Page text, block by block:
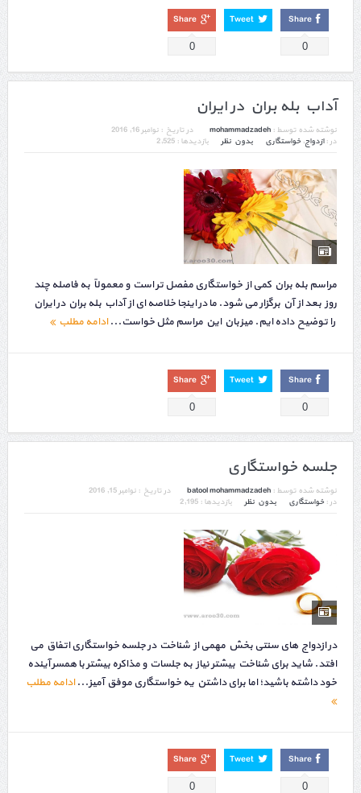
Share
0
Tweet
Share
0
آداب بله بران در ایران
نوشته شده توسط : mohammadzadeh در تاریخ : نوامبر 16, 2016
در :ازدواج, خواستگاری بدون نظر بازدیدها : 2,525
مراسم بله بران کمی از خواستگاری مفصل تر است و معمولاً به فاصله چند
روز بعد از آن برگزار می شود. ما در اینجا خلاصه ای از آداب بله بران در ایران
را توضیح داده ایم. میزبان این مراسم مثل خواست...ادامه مطلب
Share
0
Tweet
Share
0
جلسه خواستگاری
نوشته شده توسط : batool mohammadzadeh در تاریخ : نوامبر 15, 2016
در : خواستگاری بدون نظر بازدیدها : 2,195
در ازدواج های سنتی بخش مهمی از شناخت در جلسه خواستگاری اتفاق می
افتد. شاید برای شناخت بیشتر نیاز به جلسات و مذاکره بیشتر با همسر آینده
خود داشته باشید؛ اما برای داشتن یه خواستگاری موفق آمیز...ادامه مطلب
Share
0
Tweet
Share
0